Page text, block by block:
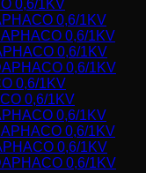
0,6/1KV
0,6/1KV
0,6/1KV
0,6/1KV
0,6/1KV
0,6/1KV
0,6/1KV
0,6/1KV
0,6/1KV
0,6/1KV
0,6/1KV